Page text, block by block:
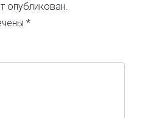
опубликован.
*